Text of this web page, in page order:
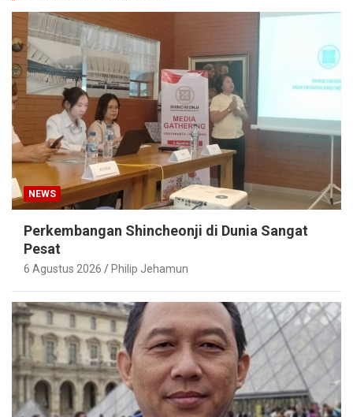
NEWS
Perkembangan Shincheonji di Dunia Sangat
Pesat
6 Agustus 2026 Philip Jehamun